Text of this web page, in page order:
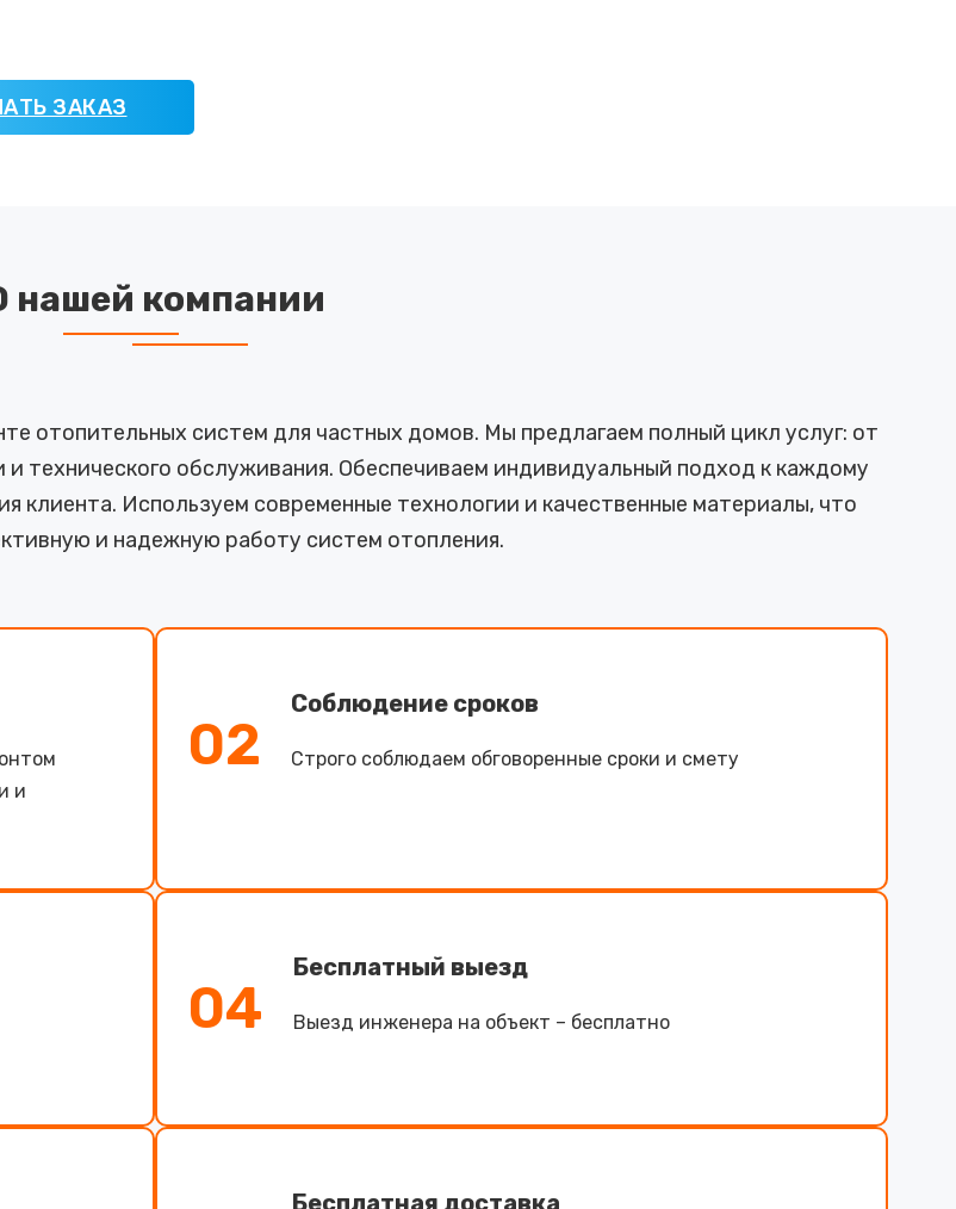
ЗАКАЗ
нашей компании
отопительных систем для частных домов. Мы предлагаем полный цикл услуг: от
технического обслуживания. Обеспечиваем индивидуальный подход к каждому
клиента. Используем современные технологии и качественные материалы, что
и надежную работу систем отопления.
и
02
Соблюдение сроков
Строго соблюдаем обговоренные сроки и смету
04
Бесплатный выезд
Выезд инженера на объект – бесплатно
Бесплатная доставка